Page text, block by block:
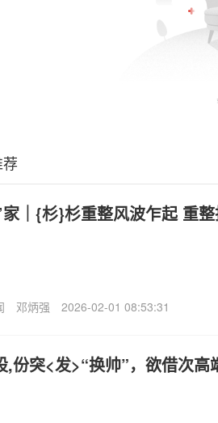
家｜{杉}杉重整风波乍起 重
邓炳强 2026-02-01 08:53:31
,份突<发>“换帅”，欲借次高